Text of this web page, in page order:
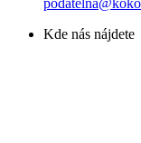
Kde nás nájdete